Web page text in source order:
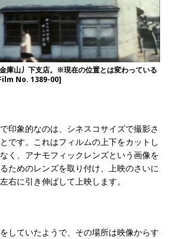
庫山丿下支店。※現在の位置とは変わっている
No. 1389-00]
印象的なのは、シネスコサイズで撮影さ
です。これはフィルムの上下をカットし
く、アナモフィックレンズという画像を
ためのレンズを取り付け、上映のさいに
右に引き伸ばして上映します。
していたようで、その場所は映像からす